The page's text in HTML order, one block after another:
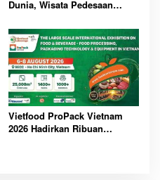
Dunia, Wisata Pedesaan
dan Alam Tak Terlupakan
Bersama
Vietfood ProPack Vietnam
2026 Hadirkan Ribuan